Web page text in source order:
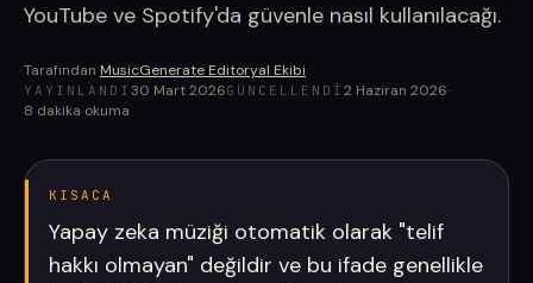
YouTube ve Spotify'da güvenle nasıl kullanılacağı.
Tarafından MusicGenerate Editoryal Ekibi·
YAYINLANDI 30 Mart 2026GÜNCELLENDI 2 Haziran 2026·
8 dakika okuma
KISACA
Yapay zeka müziği otomatik olarak "telif
hakkı olmayan" değildir ve bu ifade genellikle